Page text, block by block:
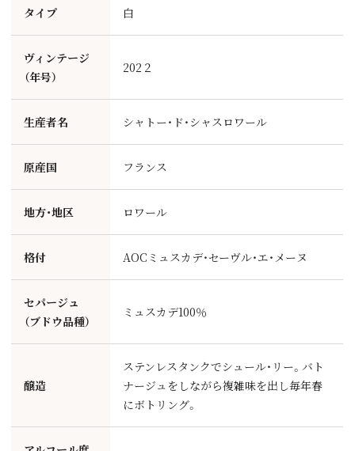
タイプ 白
ヴィンテージ
（年号）
202２
生産者名 シャトー・ド・シャスロワール
原産国 フランス
地方・地区 ロワール
格付 AOCミュスカデ・セーヴル・エ・メーヌ
セパージュ
（ブドウ品種）
ミュスカデ100％
醸造
ステンレスタンクでシュール・リー。バト
ナージュをしながら複雑味を出し毎年春
にボトリング。